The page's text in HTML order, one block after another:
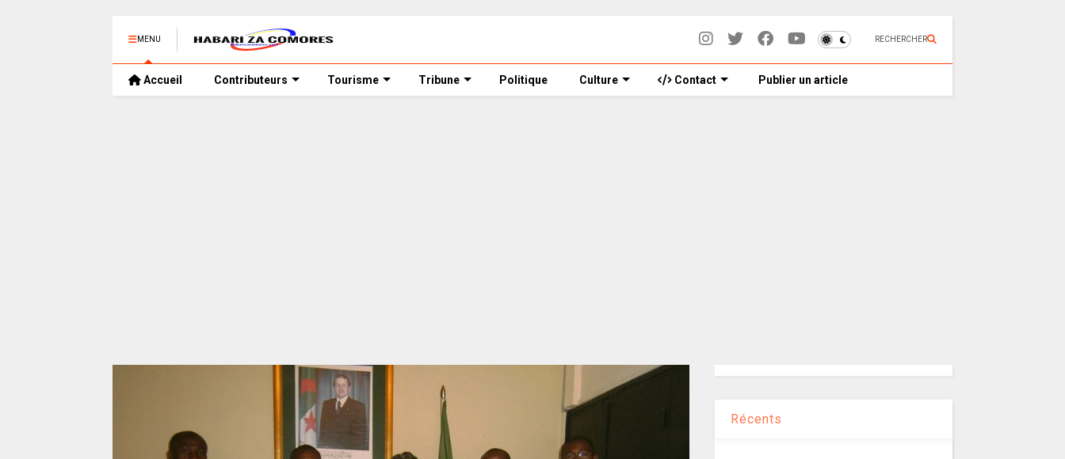
MENU RECHERCHER
Accueil Contributeurs Tourisme Tribune Politique Culture Contact Publier un article
Récents